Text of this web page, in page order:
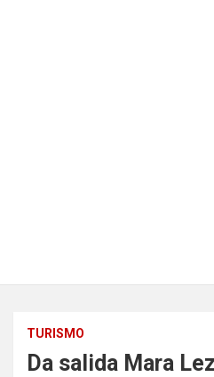
TURISMO
Da salida Mara